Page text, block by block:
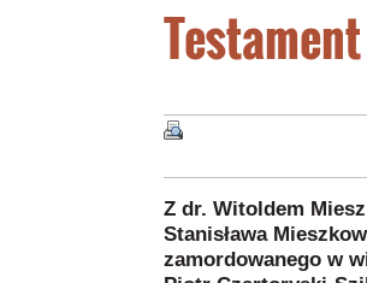
Z dr. Witoldem
Stanisława
zamordowanego w